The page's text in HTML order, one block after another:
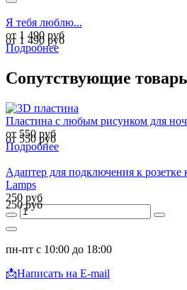
Я тебя люблю...
от 1 490 руб
от 1 490 руб
Подробнее
Сопутствующие
Пластина с любым рисунком для
от 550 руб
от 550 руб
Подробнее
Адаптер для подключения к
Lamps
250 руб
250 руб
пн-пт с 10:00 до 18:00
📩Написать на E-mail